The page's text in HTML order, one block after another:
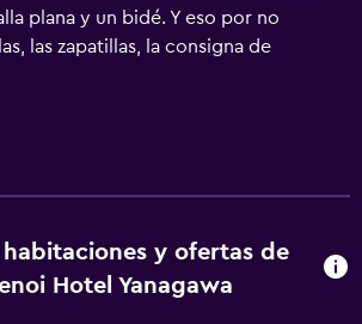
plana y un bidé. Y eso por no
las zapatillas, la consigna de
habitaciones y ofertas de
Hotel Yanagawa